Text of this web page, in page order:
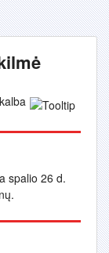
spalio 26 d.